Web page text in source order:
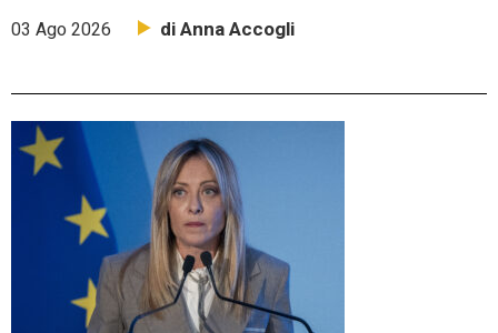
03 Ago 2026 di Anna Accogli